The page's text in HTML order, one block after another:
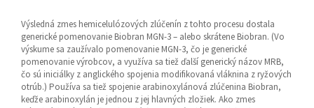
Výsledná zmes hemicelulózových zlúčenín z tohto procesu dostala
generické pomenovanie Biobran MGN-3 – alebo skrátene Biobran. (Vo
výskume sa zaužívalo pomenovanie MGN-3, čo je generické
pomenovanie výrobcov, a využíva sa tiež ďalší generický názov MRB,
čo sú iniciálky z anglického spojenia modifikovaná vláknina z ryžových
otrúb.) Používa sa tiež spojenie arabinoxylánová zlúčenina Biobran,
keďže arabinoxylán je jednou z jej hlavných zložiek. Ako zmes